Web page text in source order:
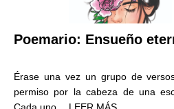
Poemario: Ensueño
Érase una vez un grupo de
permiso por la cabeza de una